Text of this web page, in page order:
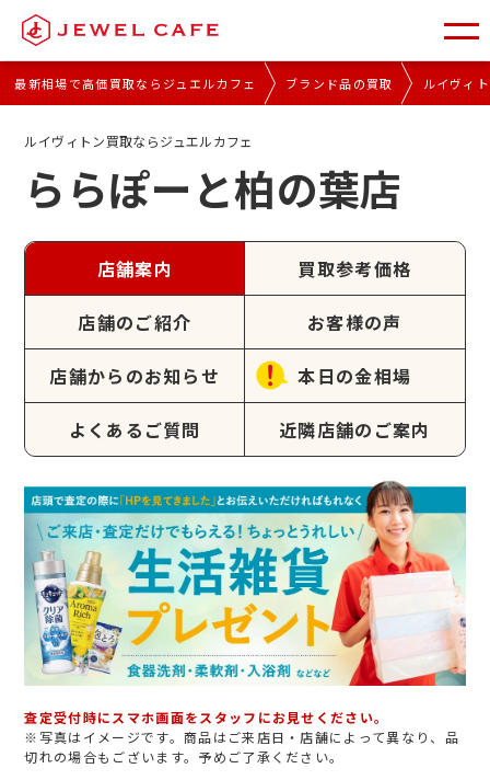
最新相場で高価買取ならジュエルカフェ ブランド品の買取 ルイヴィ
ルイヴィトン買取ならジュエルカフェ
ららぽーと柏の葉店
店舗案内 買取参考価格
店舗のご紹介 お客様の声
店舗からのお知らせ 本日の金相場
よくあるご質問 近隣店舗のご案内
査定受付時にスマホ画面をスタッフにお見せください。
※写真はイメージです。商品はご来店日・店舗によって異なり、品
切れの場合もございます。予めご了承ください。